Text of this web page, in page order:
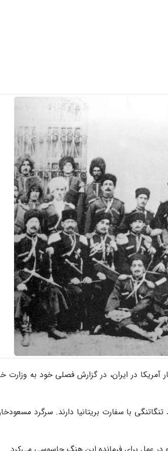
آمریکا در ایران، در گزارش فصلی خود به
با سفارت بریتانیا دارند. سرگرد